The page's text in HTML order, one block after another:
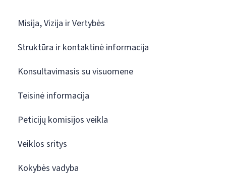
Misija, Vizija ir Vertybės
Struktūra ir kontaktinė informacija
Konsultavimasis su visuomene
Teisinė informacija
Peticijų komisijos veikla
Veiklos sritys
Kokybės vadyba